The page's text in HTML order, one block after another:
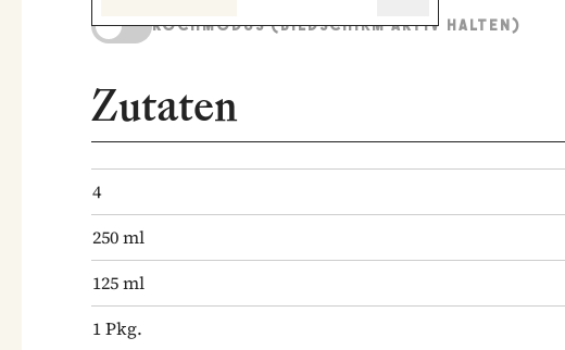
KOCHMODUS (BILDSCHIRM AKTIV HALTEN)
Zutaten
4
250ml
125ml
1Pkg.